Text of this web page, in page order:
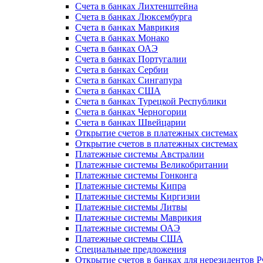
Счета в банках Лихтенштейна
Счета в банках Люксембурга
Счета в банках Маврикия
Счета в банках Монако
Счета в банках ОАЭ
Счета в банках Португалии
Счета в банках Сербии
Счета в банках Сингапура
Счета в банках США
Счета в банках Турецкой Республики
Счета в банках Черногории
Счета в банках Швейцарии
Открытие счетов в платежных системах
Открытие счетов в платежных системах
Платежные системы Австралии
Платежные системы Великобритании
Платежные системы Гонконга
Платежные системы Кипра
Платежные системы Киргизии
Платежные системы Литвы
Платежные системы Маврикия
Платежные системы ОАЭ
Платежные системы США
Специальные предложения
Открытие счетов в банках для нерезидентов